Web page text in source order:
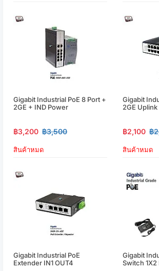
Gigabit Industrial PoE 8 Port +
2GE + IND Power
฿3,200 ฿3,500
สินค้าหมด
Gigabit
2GE Uplink
฿2,100 ฿
สินค้าหมด
Gigabit Industrial PoE
Extender IN1 OUT4
Gigabit
Switch 1X2